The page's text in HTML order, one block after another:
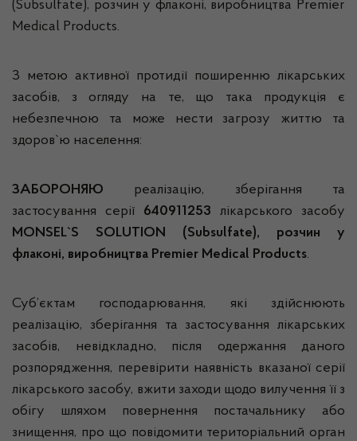
(Subsulfate), розчин у флаконі, виробництва Premier
Medical Products.
З метою активної протидії поширенню лікарських
засобів, з огляду на те, що така продукція є
небезпечною та може нести загрозу життю та
здоров`ю населення:
ЗАБОРОНЯЮ реалізацію, зберігання та
застосування серії 640911253 лікарського засобу
MONSEL`S SOLUTION (Subsulfate), розчин у
флаконі, виробництва Premier Medical Products.
Суб’єктам господарювання, які здійснюють
реалізацію, зберігання та застосування лікарських
засобів, невідкладно, після одержання даного
розпорядження, перевірити наявність вказаної серії
лікарського засобу, вжити заходи щодо вилучення її з
обігу шляхом повернення постачальнику або
знищення, про що повідомити територіальний орган